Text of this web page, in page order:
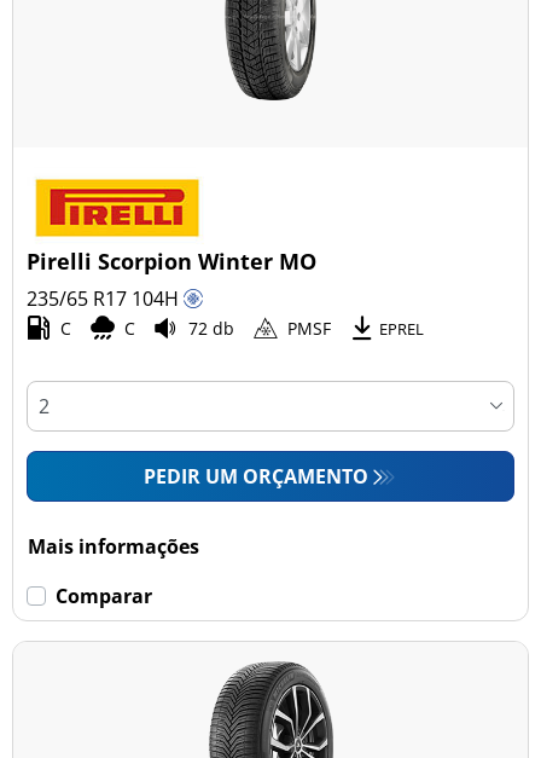
Pirelli Scorpion Winter MO
235/65 R17 104H
C C 72 db PMSF EPREL
PEDIR UM ORÇAMENTO
Mais informações
Comparar